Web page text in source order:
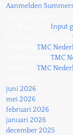
Aanmelden
Input
TMC
TMC
TMC
juni 2026
mei 2026
februari 2026
januari 2026
december 2025